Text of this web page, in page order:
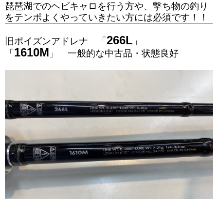
琵琶湖でのヘビキャロを行う方や、撃ち物の釣り
をテンポよくやっていきたい方には必須です！！
旧ポイズンアドレナ 「 266L 」
「 1610M 」 一般的な中古品・状態良好